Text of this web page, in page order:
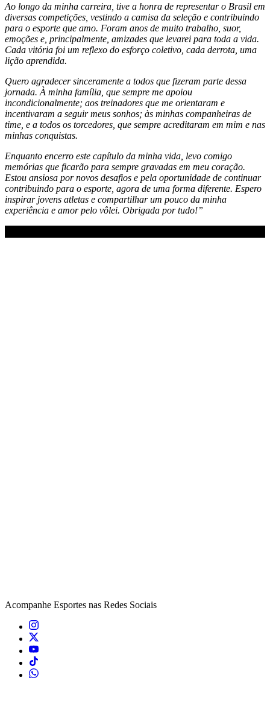
Ao longo da minha carreira, tive a honra de representar o Brasil em
diversas competições, vestindo a camisa da seleção e contribuindo
para o esporte que amo. Foram anos de muito trabalho, suor,
emoções e, principalmente, amizades que levarei para toda a vida.
Cada vitória foi um reflexo do esforço coletivo, cada derrota, uma
lição aprendida.
Quero agradecer sinceramente a todos que fizeram parte dessa
jornada. À minha família, que sempre me apoiou
incondicionalmente; aos treinadores que me orientaram e
incentivaram a seguir meus sonhos; às minhas companheiras de
time, e a todos os torcedores, que sempre acreditaram em mim e nas
minhas conquistas.
Enquanto encerro este capítulo da minha vida, levo comigo
memórias que ficarão para sempre gravadas em meu coração.
Estou ansiosa por novos desafios e pela oportunidade de continuar
contribuindo para o esporte, agora de uma forma diferente. Espero
inspirar jovens atletas e compartilhar um pouco da minha
experiência e amor pelo vôlei. Obrigada por tudo!”
Acompanhe Esportes nas Redes Sociais